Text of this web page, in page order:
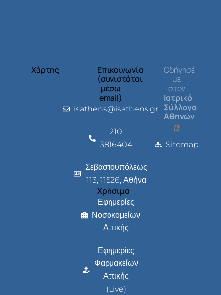
Χάρτης
Επικοινωνία
(συνιστάται
μέσω
email)
isathens@isathens.gr
210
3816404
Σεβαστουπόλεως
113, 11526, Αθήνα
Χρήσιμα
Εφημερίες
Νοσοκομείων
Αττικής
Εφημερίες
Φαρμακείων
Αττικής
(Live)
Οδήγησέ
με
στον
Ιατρικό
Σύλλογο
Αθηνών
Sitemap